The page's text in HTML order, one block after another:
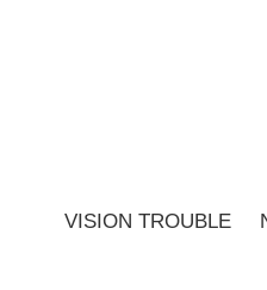
VISION TROUBLE